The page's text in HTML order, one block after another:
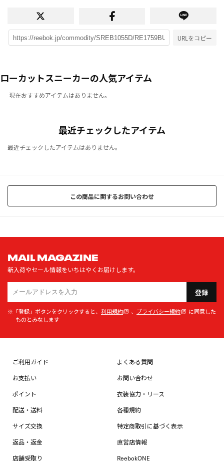
URLをコピー
ローカットスニーカーの人気アイテム
現在おすすめアイテムはありません。
最近チェックしたアイテム
最近チェックしたアイテムはありません。
この商品に関するお問い合わせ
MAIL MAGAZINE
新入荷やセール情報をいちはやくお届けします。
登録
※「登録」ボタンをクリックすると、 利用規約 、 プライバシー規約
に同意した
ものとみなします
ご利用ガイド
お支払い
ポイント
配送・送料
サイズ交換
返品・返金
店舗受取り
よくある質問
お問い合わせ
衣装協力・リース
各種規約
特定商取引に基づく表示
直営店情報
ReebokONE